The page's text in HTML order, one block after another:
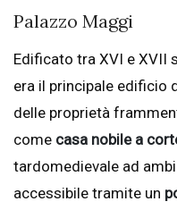
Palazzo Maggi
Edificato tra XVI e XVII
era il principale edificio
delle proprietà
come casa nobile a
tardomedievale ad
accessibile tramite un